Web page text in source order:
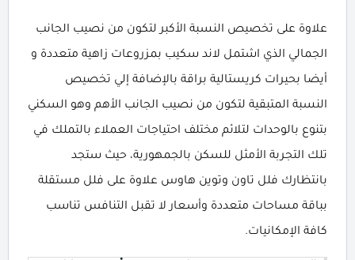
علاوة على تخصيص النسبة الأكبر لتكون من نصيب الجانب
الجمالي الذي اشتمل لاند سكيب بمزروعات زاهية متعددة و
أيضا بحيرات كريستالية براقة بالإضافة إلي تخصيص
النسبة المتبقية لتكون من نصيب الجانب الأهم وهو السكني
بتنوع بالوحدات لتلائم مختلف احتياجات العملاء بالتملك في
تلك التجربة الأمثل للسكن بالجمهورية، حيث ستجد
بانتظارك فلل تاون وتوين هاوس علاوة على فلل مستقلة
بباقة مساحات متعددة وأسعار لا تقبل التنافس تناسب
كافة الإمكانيات.